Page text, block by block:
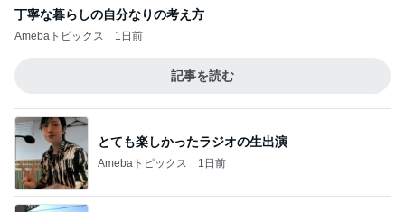
丁寧な暮らしの自分なりの考え方
Amebaトピックス 1日前
記事を読む
とても楽しかったラジオの生出演
Amebaトピックス 1日前